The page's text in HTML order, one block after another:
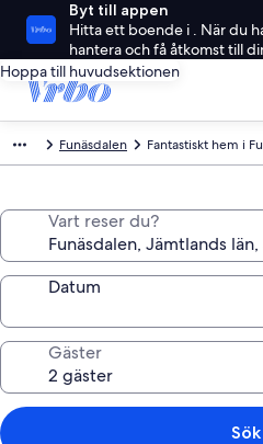
Byt till appen
Hitta ett boende i . När du
hantera och få åtkomst till
Hoppa till huvudsektionen
Funäsdalen Fantastiskt hem i
Vart reser du?
Datum
Gäster
Sök